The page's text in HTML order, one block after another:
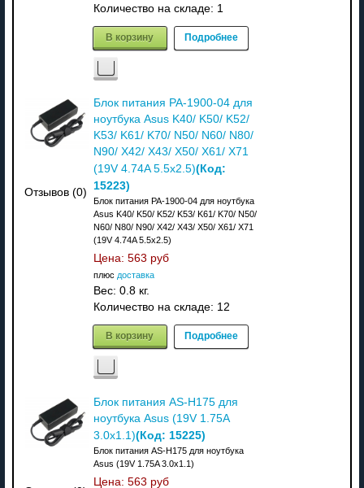
Количество на складе: 1
В корзину Подробнее
Отзывов (0)
Блок питания PA-1900-04 для
ноутбука Asus K40/ K50/ K52/
K53/ K61/ K70/ N50/ N60/ N80/
N90/ X42/ X43/ X50/ X61/ X71
(19V 4.74A 5.5x2.5)(Код:
15223)
Блок питания PA-1900-04 для ноутбука
Asus K40/ K50/ K52/ K53/ K61/ K70/ N50/
N60/ N80/ N90/ X42/ X43/ X50/ X61/ X71
(19V 4.74A 5.5x2.5)
Цена: 563 руб
плюс доставка
Вес: 0.8 кг.
Количество на складе: 12
В корзину Подробнее
Блок питания AS-H175 для
ноутбука Asus (19V 1.75A
3.0x1.1)(Код: 15225)
Блок питания AS-H175 для ноутбука
Asus (19V 1.75A 3.0x1.1)
Цена: 563 руб